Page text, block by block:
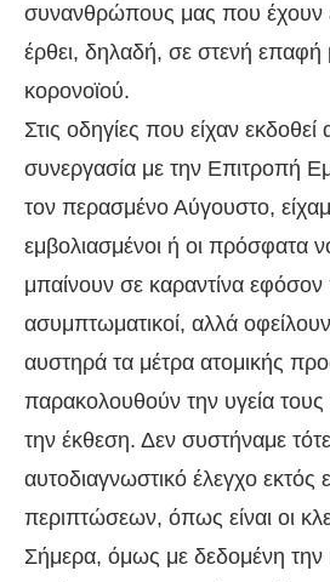
συνανθρώπους μας που έχουν
έρθει, δηλαδή, σε στενή
κορονοϊού.
Στις οδηγίες που είχαν
συνεργασία με την Επιτροπή
τον περασμένο Αύγουστο,
εμβολιασμένοι ή οι πρόσφατα
μπαίνουν σε καραντίνα
ασυμπτωματικοί, αλλά
αυστηρά τα μέτρα ατομικής
παρακολουθούν την υγεία τους
την έκθεση. Δεν συστήναμε
αυτοδιαγνωστικό έλεγχο εκτός
περιπτώσεων, όπως είναι οι
Σήμερα, όμως με δεδομένη την